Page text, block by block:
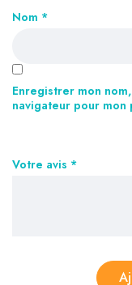
Votre avis *
Nom *
Enregistrer mon
navigateur pour mon